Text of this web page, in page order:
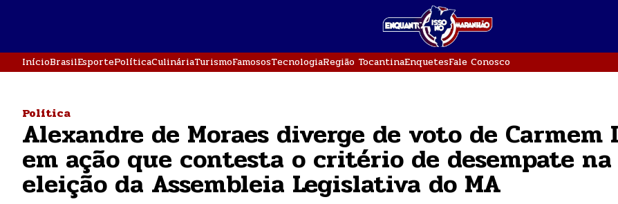
InícioBrasilEsportePolíticaCulináriaTurismoFamososTecnologiaRegião TocantinaEnquetesFale Conosco
Política
Alexandre de Moraes diverge de voto de Carmem
em ação que contesta o critério de desempate na
eleição da Assembleia Legislativa do MA